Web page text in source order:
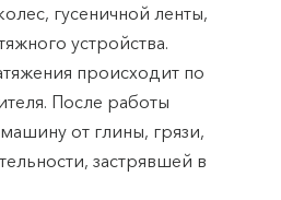
гусеничной ленты,
устройства.
происходит по
После работы
от глины, грязи,
застрявшей в